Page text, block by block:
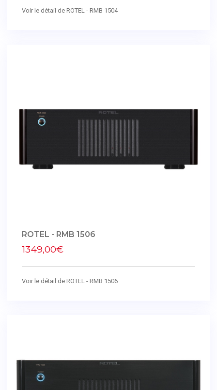
Voir le détail de ROTEL - RMB 1504
ROTEL - RMB 1506
1349,00€
Voir le détail de ROTEL - RMB 1506